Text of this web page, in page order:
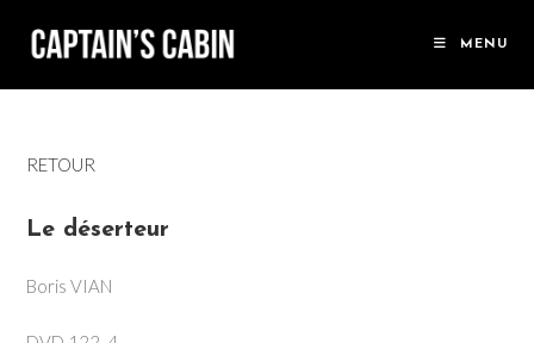
MENU
RETOUR
Le déserteur
Boris VIAN